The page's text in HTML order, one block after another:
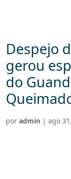
Despejo
gerou
do
por admin | ago